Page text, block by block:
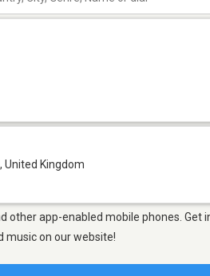
, United Kingdom
other app-enabled mobile phones. Get
music on our website!